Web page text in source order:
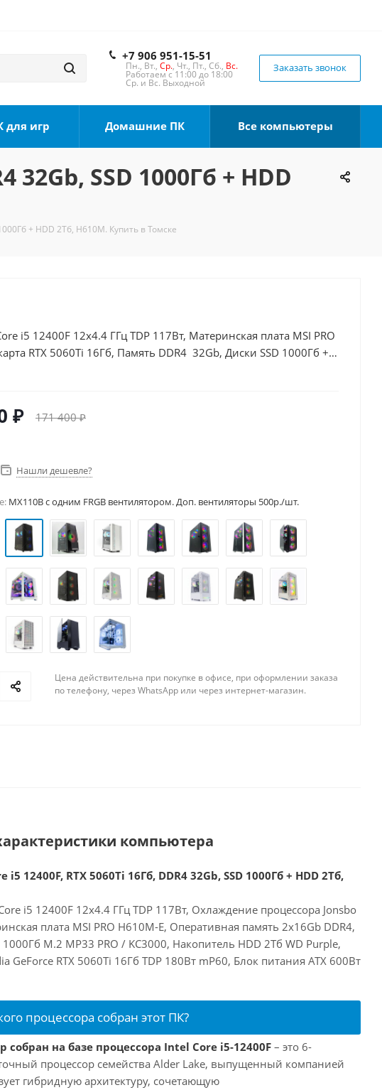
+7 906 951-15-51
Пн., Вт., Ср., Чт., Пт., Сб., Вс.
Работаем с 11:00 до 18:00
Ср. и Вс. Выходной
Заказать звонок
для игр Домашние ПК Все компьютеры
SSD 1000Гб + HDD
+ HDD 2Тб, H610M. Купить в Томске
i5 12400F 12x4.4 ГГц TDP 117Вт, Материнская плата MSI PRO
RTX 5060Ti 16Гб, Память DDR4 32Gb, Диски SSD 1000Гб +
₽ 171 400 ₽
Нашли дешевле?
MX110B c одним FRGB вентилятором. Доп. вентиляторы 500р./шт.
Цена действительна при покупке в офисе, при оформлении заказа
по телефону, через WhatsApp или через интернет-магазин.
компьютера
12400F, RTX 5060Ti 16Гб, DDR4 32Gb, SSD 1000Гб + HDD 2Тб,
i5 12400F 12x4.4 ГГц TDP 117Вт, Охлаждение процессора Jonsbo
плата MSI PRO H610M-E, Оперативная память 2x16Gb DDR4,
1000Гб M.2 MP33 PRO / KC3000, Накопитель HDD 2Тб WD Purple,
GeForce RTX 5060Ti 16Гб TDP 180Вт mP60, Блок питания ATX 600Вт
процессора собран этот ПК?
собран на базе процессора Intel Core i5-12400F – это 6-
процессор семейства Alder Lake, выпущенный компанией
гибридную архитектуру, сочетающую